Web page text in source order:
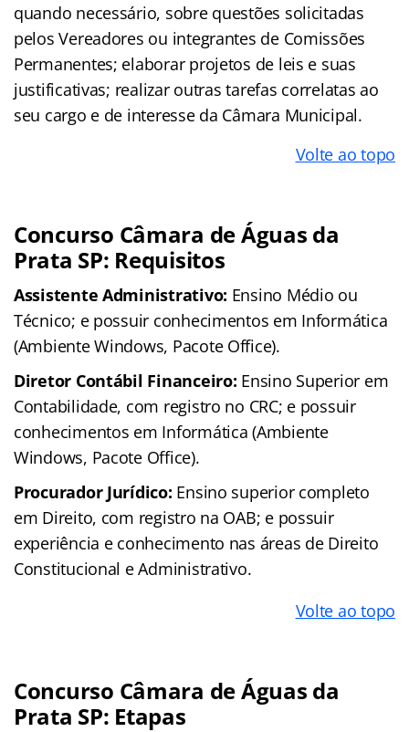
quando necessário, sobre questões solicitadas
pelos Vereadores ou integrantes de Comissões
Permanentes; elaborar projetos de leis e suas
justificativas; realizar outras tarefas correlatas ao
seu cargo e de interesse da Câmara Municipal.
Volte ao topo
Concurso Câmara de Águas da
Prata SP: Requisitos
Assistente Administrativo: Ensino Médio ou
Técnico; e possuir conhecimentos em Informática
(Ambiente Windows, Pacote Office).
Diretor Contábil Financeiro: Ensino Superior em
Contabilidade, com registro no CRC; e possuir
conhecimentos em Informática (Ambiente
Windows, Pacote Office).
Procurador Jurídico: Ensino superior completo
em Direito, com registro na OAB; e possuir
experiência e conhecimento nas áreas de Direito
Constitucional e Administrativo.
Volte ao topo
Concurso Câmara de Águas da
Prata SP: Etapas